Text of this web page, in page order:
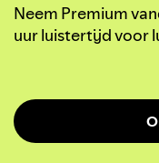
Neem Premium
uur luistertijd voor